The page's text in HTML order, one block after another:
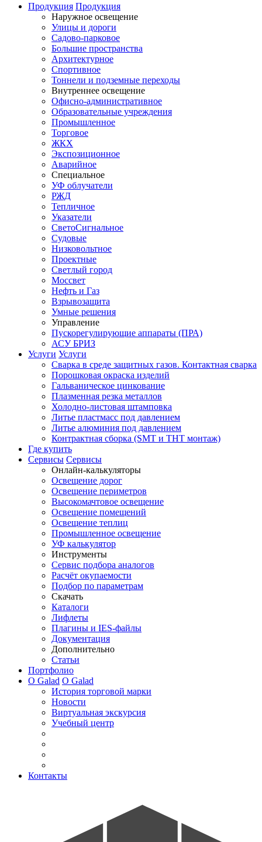
Продукция Продукция
Наружное освещение
Улицы и дороги
Садово-парковое
Большие пространства
Архитектурное
Спортивное
Тоннели и подземные переходы
Внутреннее освещение
Офисно-административное
Образовательные учреждения
Промышленное
Торговое
ЖКХ
Экспозиционное
Аварийное
Специальное
УФ облучатели
РЖД
Тепличное
Указатели
СветоСигнальное
Судовые
Низковольтное
Проектные
Светлый город
Моссвет
Нефть и Газ
Взрывозащита
Умные решения
Управление
Пускорегулирующие аппараты (ПРА)
АСУ БРИЗ
Услуги Услуги
Сварка в среде защитных газов. Контактная сварка
Порошковая окраска изделий
Гальваническое цинкование
Плазменная резка металлов
Холодно-листовая штамповка
Литье пластмасс под давлением
Литье алюминия под давлением
Контрактная сборка (SMT и THT монтаж)
Где купить
Сервисы Сервисы
Онлайн-калькуляторы
Освещение дорог
Освещение периметров
Высокомачтовое освещение
Освещение помещений
Освещение теплиц
Промышленное освещение
УФ калькулятор
Инструменты
Сервис подбора аналогов
Расчёт окупаемости
Подбор по параметрам
Скачать
Каталоги
Лифлеты
Плагины и IES-файлы
Документация
Дополнительно
Статьи
Портфолио
О Galad О Galad
История торговой марки
Новости
Виртуальная экскурсия
Учебный центр
Контакты